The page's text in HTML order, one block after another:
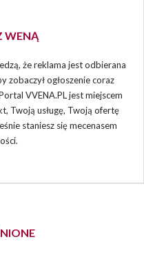
WENĄ
że reklama jest odbierana
zobaczył ogłoszenie coraz
VVENA.PL jest miejscem
Twoją usługę, Twoją ofertę
staniesz się mecenasem